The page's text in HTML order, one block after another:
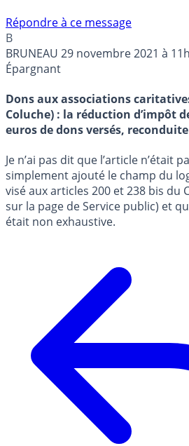
Répondre à ce message
B
BRUNEAU 29 novembre 2021 à
Épargnant
Dons aux associations
Coluche) : la réduction d’impôt
euros de dons versés, reconduite
Je n’ai pas dit que l’article n’était
simplement ajouté le champ du
visé aux articles 200 et 238 bis du
sur la page de Service public) et
était non exhaustive.